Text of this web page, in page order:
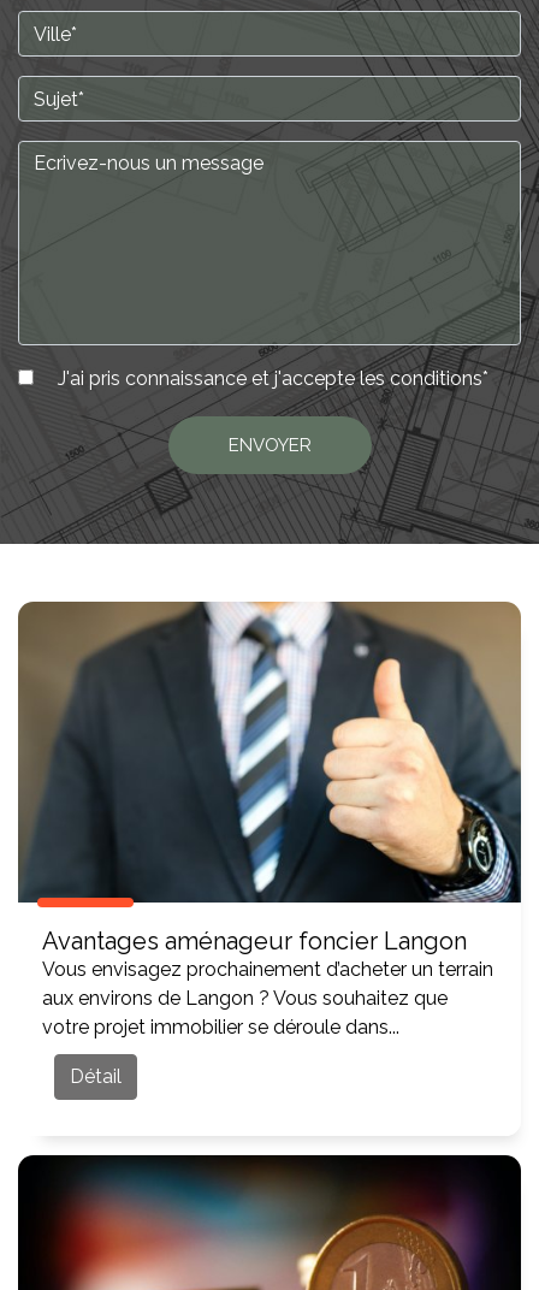
J'ai pris connaissance et j'accepte lesconditions*
ENVOYER
Avantages aménageur foncier Langon
Vous envisagez prochainement d’acheter un terrain
aux environs de Langon ? Vous souhaitez que
votre projet immobilier se déroule dans...
Détail